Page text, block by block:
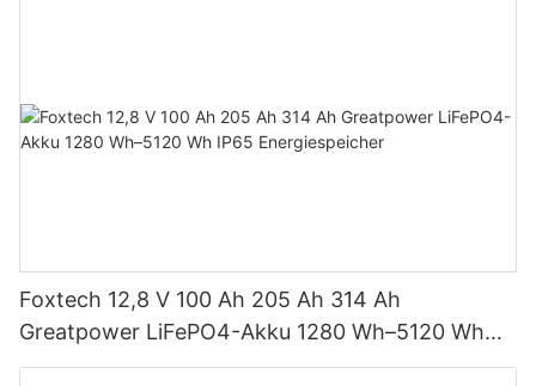
Foxtech 12,8 V 100 Ah 205 Ah 314 Ah
Greatpower LiFePO4-Akku 1280 Wh–5120 Wh
IP65 Energiespeicher